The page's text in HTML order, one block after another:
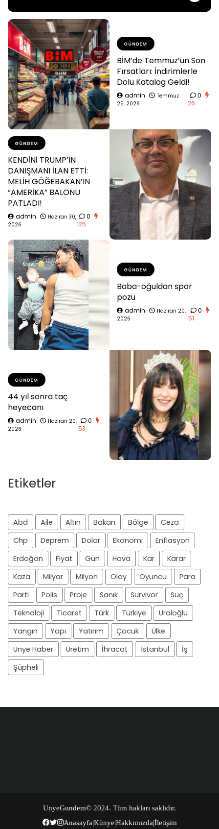
GÜNDEM
BİM’de Temmuz’un Son
Fırsatları: İndirimlerle
Dolu Katalog Geldi!
admin
Temmuz
25, 2026
0
26
GÜNDEM
KENDİNİ TRUMP’IN
DANIŞMANI İLAN ETTİ:
MELİH GÖĞEBAKAN’IN
“AMERİKA” BALONU
PATLADI!
admin
Haziran 30,
2026
0
125
GÜNDEM
Baba-oğuldan spor
pozu
admin
Haziran 20,
2026
0
51
GÜNDEM
44 yıl sonra taç
heyecanı
admin
Haziran 20,
2026
0
53
Etiketler
Abd Aile Altın Bakan Bölge
Ceza
Chp
Deprem Dolar Ekonomi
Enflasyon
Erdoğan
Fiyat Gün Hava Kar
Karar
Kaza
Milyar Milyon Olay Oyuncu
Para
Parti
Polis Proje Sanık Survivor
Suç
Teknoloji
Ticaret Türk Türkiye
Uraloğlu
Yangın
Yapı Yatırım Çocuk
Ülke
Ünye Haber
Üretim İhracat İstanbul
İş
Şüpheli
UnyeGundem© 2024. Tüm hakları saklıdır.
Anasayfa|Künye|Hakkımızda|İletişim